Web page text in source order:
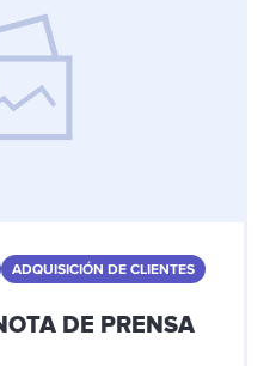
ADQUISICIÓN DE CLIENTES
DE PRENSA